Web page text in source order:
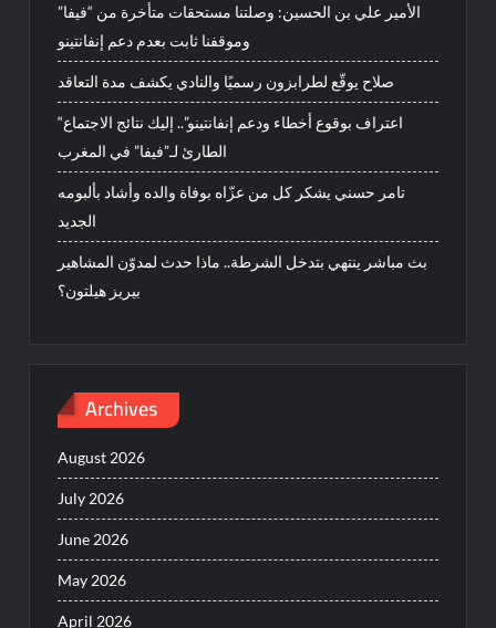
الأمير علي بن الحسين: وصلتنا مستحقات متأخرة من “فيفا”
وموقفنا ثابت بعدم دعم إنفانتينو
صلاح يوقّع لطرابزون رسميًا والنادي يكشف مدة التعاقد
“اعتراف بوقوع أخطاء ودعم إنفانتينو”.. إليك نتائج الاجتماع
الطارئ لـ”فيفا” في المغرب
تامر حسني يشكر كل من عزّاه بوفاة والده وأشاد بألبومه
الجديد
بث مباشر ينتهي بتدخل الشرطة.. ماذا حدث لمدوّن المشاهير
بيريز هيلتون؟
Archives
August 2026
July 2026
June 2026
May 2026
April 2026